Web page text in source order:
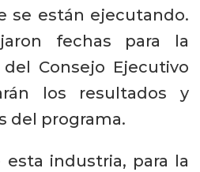
se están ejecutando.
fechas para la
Consejo Ejecutivo
los resultados y
del programa.
esta industria, para la